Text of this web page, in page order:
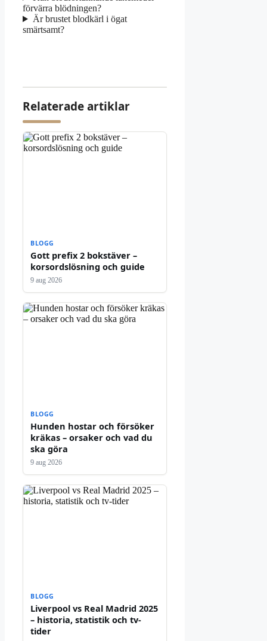
förvärra blödningen?
Är brustet blodkärl i ögat
smärtsamt?
Relaterade artiklar
BLOGG
Gott prefix 2 bokstäver –
korsordslösning och guide
9 aug 2026
BLOGG
Hunden hostar och försöker
kräkas – orsaker och vad du
ska göra
9 aug 2026
BLOGG
Liverpool vs Real Madrid 2025
– historia, statistik och tv-
tider